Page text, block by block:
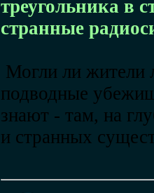
треугольника в
странные
Могли ли жители
подводные
знают - там, на
и странных